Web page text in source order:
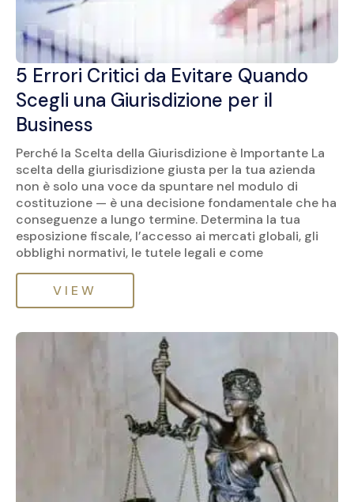
5 Errori Critici da Evitare Quando
Scegli una Giurisdizione per il
Business
Perché la Scelta della Giurisdizione è Importante La
scelta della giurisdizione giusta per la tua azienda
non è solo una voce da spuntare nel modulo di
costituzione — è una decisione fondamentale che ha
conseguenze a lungo termine. Determina la tua
esposizione fiscale, l’accesso ai mercati globali, gli
obblighi normativi, le tutele legali e come
VIEW